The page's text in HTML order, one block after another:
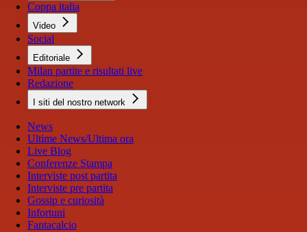
Coppa italia
Video
Social
Editoriale
Milan partite e risultati live
Redazione
I siti del nostro network
News
Ultime News/Ultima ora
Live Blog
Conferenze Stampa
Interviste post partita
Interviste pre partita
Gossip e curiosità
Infortuni
Fantacalcio